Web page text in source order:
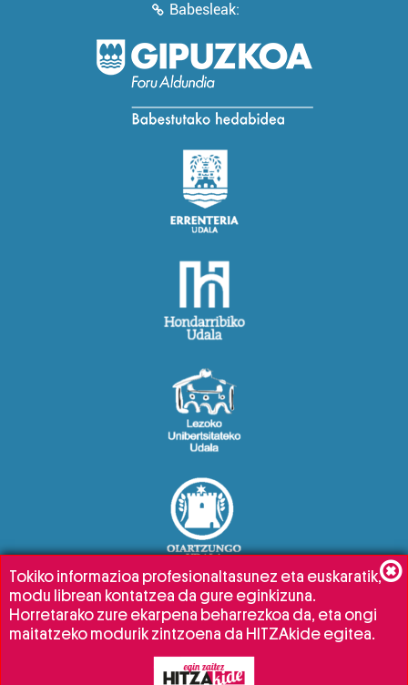
Babesleak:
Tokiko informazioa profesionaltasunez eta euskaratik,
modu librean kontatzea da gure eginkizuna.
Horretarako zure ekarpena beharrezkoa da, eta ongi
maitatzeko modurik zintzoena da HITZAkide egitea.